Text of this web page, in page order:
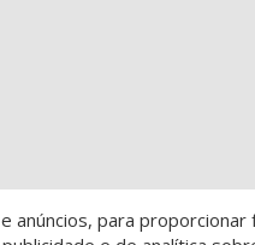
para proporcionar